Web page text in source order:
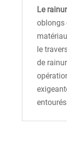
Le
oblongs
le
de